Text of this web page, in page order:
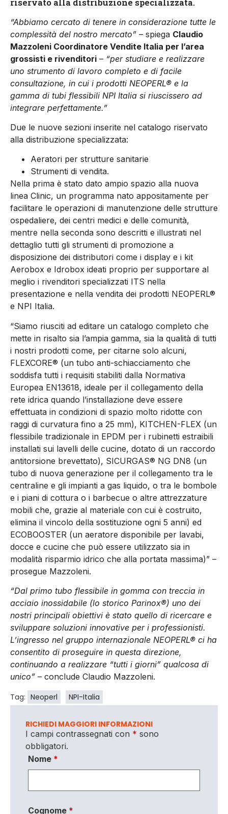
“Abbiamo cercato di tenere in considerazione tutte le
complessità del nostro mercato” – spiega Claudio
Mazzoleni Coordinatore Vendite Italia per l’area
grossisti e rivenditori – “per studiare e realizzare
uno strumento di lavoro completo e di facile
consultazione, in cui i prodotti NEOPERL® e la
gamma di tubi flessibili NPI Italia si riuscissero ad
integrare perfettamente.”
Due le nuove sezioni inserite nel catalogo riservato
alla distribuzione specializzata:
Aeratori per strutture sanitarie
Strumenti di vendita.
Nella prima è stato dato ampio spazio alla nuova
linea Clinic, un programma nato appositamente per
facilitare le operazioni di manutenzione delle strutture
ospedaliere, dei centri medici e delle comunità,
mentre nella seconda sono descritti e illustrati nel
dettaglio tutti gli strumenti di promozione a
disposizione dei distributori come i display e i kit
Aerobox e Idrobox ideati proprio per supportare al
meglio i rivenditori specializzati ITS nella
presentazione e nella vendita dei prodotti NEOPERL®
e NPI Italia.
“Siamo riusciti ad editare un catalogo completo che
mette in risalto sia l’ampia gamma, sia la qualità di tutti
i nostri prodotti come, per citarne solo alcuni,
FLEXCORE® (un tubo anti-schiacciamento che
soddisfa tutti i requisiti stabiliti dalla Normativa
Europea EN13618, ideale per il collegamento della
rete idrica quando l’installazione deve essere
effettuata in condizioni di spazio molto ridotte con
raggi di curvatura fino a 25 mm), KITCHEN-FLEX (un
flessibile tradizionale in EPDM per i rubinetti estraibili
installati sui lavelli delle cucine, dotato di un raccordo
antitorsione brevettato), SICURGAS® NG DN8 (un
tubo di nuova generazione per il collegamento tra le
centraline e gli impianti a gas liquido, o tra le bombole
e i piani di cottura o i barbecue o altre attrezzature
mobili che, grazie al materiale con cui è costruito,
elimina il vincolo della sostituzione ogni 5 anni) ed
ECOBOOSTER (un aeratore disponibile per lavabi,
docce e cucine che può essere utilizzato sia in
modalità risparmio idrico che alla portata massima)” –
prosegue Mazzoleni.
“Dal primo tubo flessibile in gomma con treccia in
acciaio inossidabile (lo storico Parinox®) uno dei
nostri principali obiettivi è stato quello di ricercare e
sviluppare soluzioni innovative per i professionisti.
L’ingresso nel gruppo internazionale NEOPERL® ci ha
consentito di proseguire in questa direzione,
continuando a realizzare “tutti i giorni” qualcosa di
unico” – conclude Claudio Mazzoleni.
Tag: Neoperl NPI-Italia
RICHIEDI MAGGIORI INFORMAZIONI
I campi contrassegnati con * sono
obbligatori.
Nome *
Cognome *